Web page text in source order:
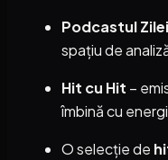
Podcastul Zilei
spațiu de
Hit cu Hit –
îmbină cu
O selecție de